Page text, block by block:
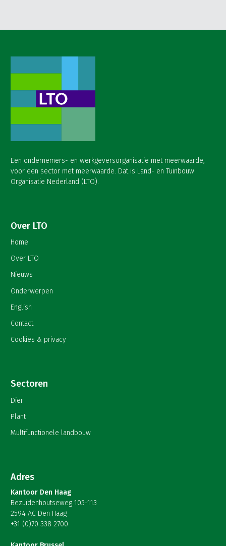
Een ondernemers- en werkgeversorganisatie met meerwaarde,
voor een sector met meerwaarde. Dat is Land- en Tuinbouw
Organisatie Nederland (LTO).
Over LTO
Home
Over LTO
Nieuws
Onderwerpen
English
Contact
Cookies & privacy
Sectoren
Dier
Plant
Multifunctionele landbouw
Adres
Kantoor Den Haag
Bezuidenhoutseweg 105-113
2594 AC Den Haag
+31 (0)70 338 2700